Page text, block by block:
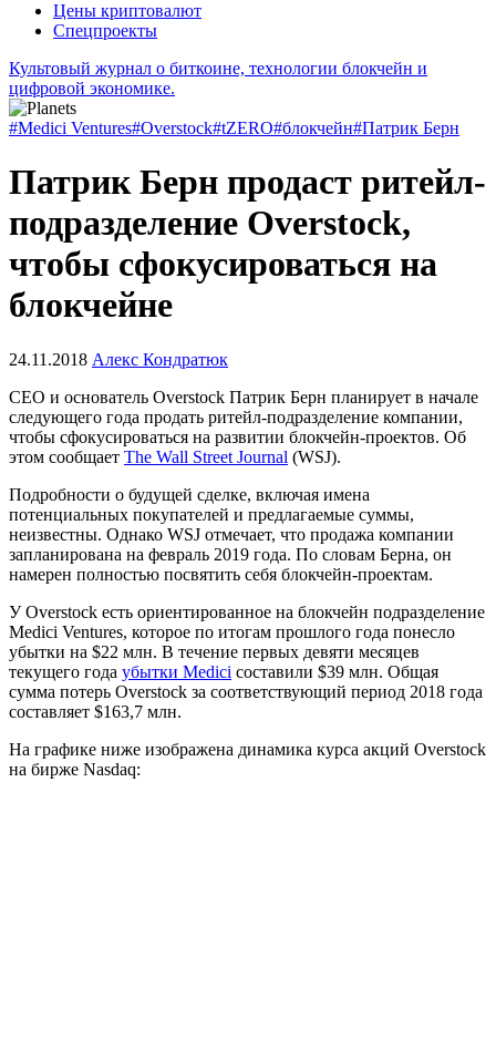
Цены криптовалют
Спецпроекты
Культовый журнал о биткоине, технологии блокчейн и
цифровой экономике.
#Medici Ventures#Overstock#tZERO#блокчейн#Патрик Берн
Патрик Берн продаст ритейл-
подразделение Overstock,
чтобы сфокусироваться на
блокчейне
24.11.2018 Алекс Кондратюк
CEO и основатель Overstock Патрик Берн планирует в начале
следующего года продать ритейл-подразделение компании,
чтобы сфокусироваться на развитии блокчейн-проектов. Об
этом сообщает The Wall Street Journal (WSJ).
Подробности о будущей сделке, включая имена
потенциальных покупателей и предлагаемые суммы,
неизвестны. Однако WSJ отмечает, что продажа компании
запланирована на февраль 2019 года. По словам Берна, он
намерен полностью посвятить себя блокчейн-проектам.
У Overstock есть ориентированное на блокчейн подразделение
Medici Ventures, которое по итогам прошлого года понесло
убытки на $22 млн. В течение первых девяти месяцев
текущего года убытки Medici составили $39 млн. Общая
сумма потерь Overstock за соответствующий период 2018 года
составляет $163,7 млн.
На графике ниже изображена динамика курса акций Overstock
на бирже Nasdaq: